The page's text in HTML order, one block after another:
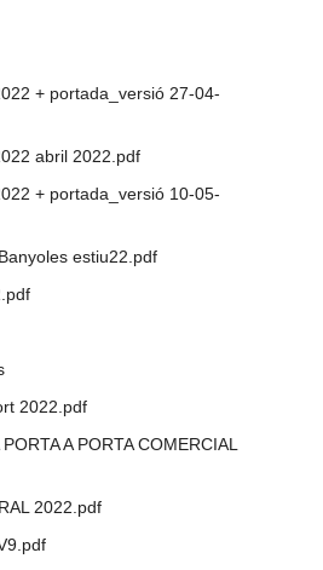
+ portada_versió 27-04-
abril 2022.pdf
+ portada_versió 10-05-
estiu22.pdf
2022.pdf
A PORTA COMERCIAL
2022.pdf